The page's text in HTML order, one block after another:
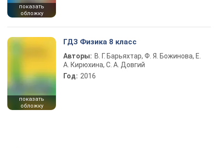
показать
обложку
показать
обложку
ГДЗ Физика 8 класс
Авторы: В. Г. Барьяхтар, Ф. Я. Божинова, Е.
А. Кирюхина, С. А. Довгий
Год: 2016